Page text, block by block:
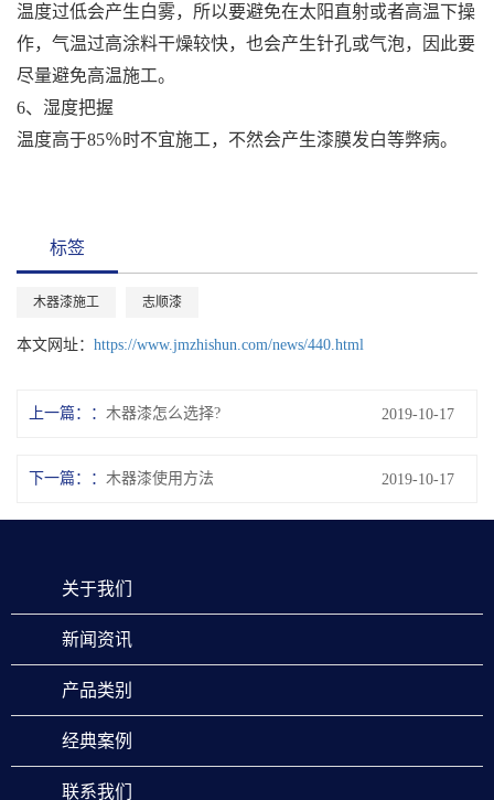
温度过低会产生白雾，所以要避免在太阳直射或者高温下操
作，气温过高涂料干燥较快，也会产生针孔或气泡，因此要
尽量避免高温施工。
6、湿度把握
温度高于85％时不宜施工，不然会产生漆膜发白等弊病。
标签
木器漆施工 志顺漆
本文网址： https://www.jmzhishun.com/news/440.html
上一篇： 木器漆怎么选择? 2019-10-17
下一篇： 木器漆使用方法 2019-10-17
关于我们
新闻资讯
产品类别
经典案例
联系我们